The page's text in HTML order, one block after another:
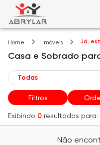
Home Imóveis Jd.
Casa e Sobrado
Filtros
Exibindo 0 resultados para:
Não